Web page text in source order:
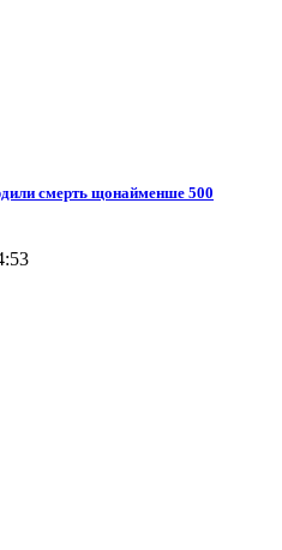
смерть щонайменше 500